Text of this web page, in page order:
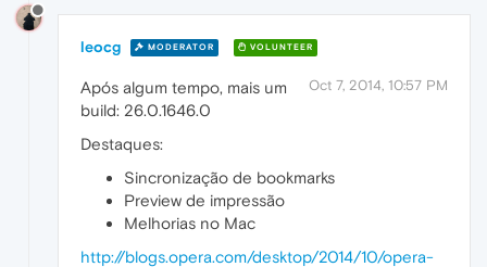
leocg MODERATOR VOLUNTEER
Oct 7, 2014, 10:57 PM
Após algum tempo, mais um
build: 26.0.1646.0
Destaques:
Sincronização de bookmarks
Preview de impressão
Melhorias no Mac
http://blogs.opera.com/desktop/2014/10/opera-